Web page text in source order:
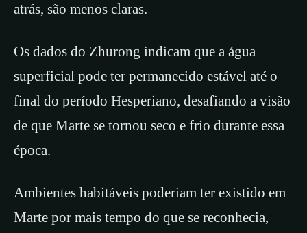
atrás, são menos claras.
Os dados do Zhurong indicam que a água
superficial pode ter permanecido estável até o
final do período Hesperiano, desafiando a visão
de que Marte se tornou seco e frio durante essa
época.
Ambientes habitáveis poderiam ter existido em
Marte por mais tempo do que se reconhecia,